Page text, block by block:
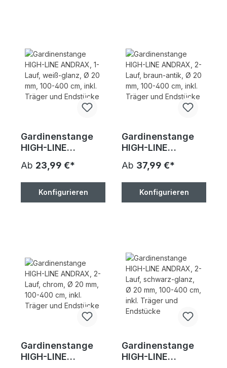
Gardinenstange
HIGH-LINE
weiß-glanz, Ø 20
mm, 100-400 cm,
inkl. Träger und
Endstücke
Ab 23,99 €*
Konfigurieren
Gardinenstange
HIGH-LINE
braun-antik, Ø 20
mm, 100-400 cm,
inkl. Träger und
Endstücke
Ab 37,99 €*
Konfigurieren
Gardinenstange
HIGH-LINE
Gardinenstange
HIGH-LINE